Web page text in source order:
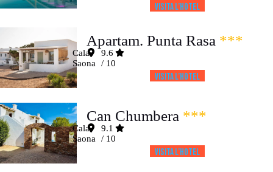
Visita l’HOTEL
Apartam. Punta Rasa ***
Cala
Saona
9.6
/ 10
Visita l’HOTEL
Can Chumbera ***
Cala
Saona
9.1
/ 10
Visita l’HOTEL